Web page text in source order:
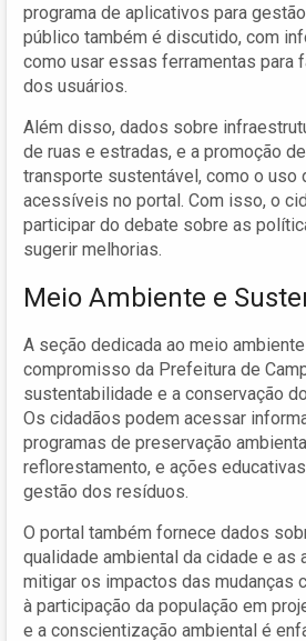
programa de aplicativos para
público também é discutido, com
como usar essas ferramentas para
dos usuários.
Além disso, dados sobre
de ruas e estradas, e a promoção
transporte sustentável, como o uso
acessíveis no portal. Com isso, o
participar do debate sobre as
sugerir melhorias.
Meio Ambiente e
A seção dedicada ao meio
compromisso da Prefeitura de
sustentabilidade e a conservação
Os cidadãos podem acessar
programas de preservação
reflorestamento, e ações
gestão dos resíduos.
O portal também fornece dados
qualidade ambiental da cidade e as
mitigar os impactos das mudanças
à participação da população em
e a conscientização ambiental é